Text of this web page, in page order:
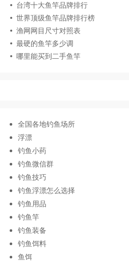
台湾十大鱼竿品牌排行
世界顶级鱼竿品牌排行榜
渔网网目尺寸对照表
最硬的鱼竿多少调
哪里能买到二手鱼竿
全国各地钓鱼场所
浮漂
钓鱼小药
钓鱼微信群
钓鱼技巧
钓鱼浮漂怎么选择
钓鱼用品
钓鱼竿
钓鱼装备
钓鱼饵料
鱼饵